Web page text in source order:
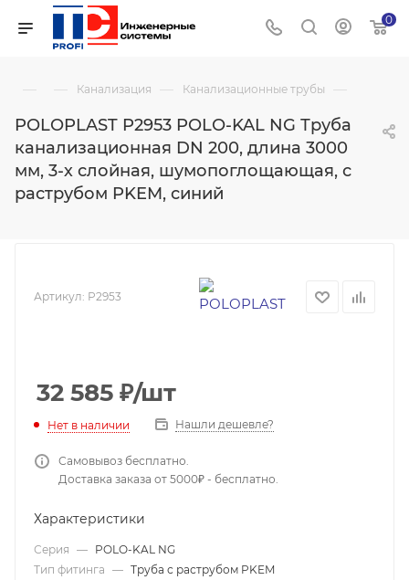
0
— — Канализация — Канализационные трубы —
POLOPLAST P2953 POLO-KAL NG Труба
канализационная DN 200, длина 3000
мм, 3-х слойная, шумопоглощающая, с
раструбом PKEM, синий
Артикул: P2953
32 585 ₽/шт
Нет в наличии Нашли дешевле?
Самовывоз бесплатно.
Доставка заказа от 5000₽ - бесплатно.
Характеристики
Серия — POLO-KAL NG
Тип фитинга — Труба с раструбом PKEM